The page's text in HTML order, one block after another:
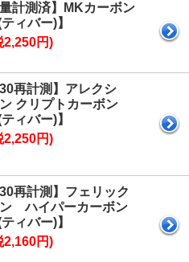
量計測済】MKカーボン
ィバー)】
2,250円)
30再計測】アレクシ
クリプトカーボン
ィバー)】
2,250円)
再計測】フェリック
ハイパーカーボン
ィバー)】
2,160円)